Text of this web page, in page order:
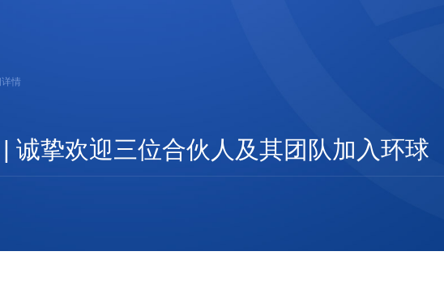
情
诚挚欢迎三位合伙人及其团队加入环球